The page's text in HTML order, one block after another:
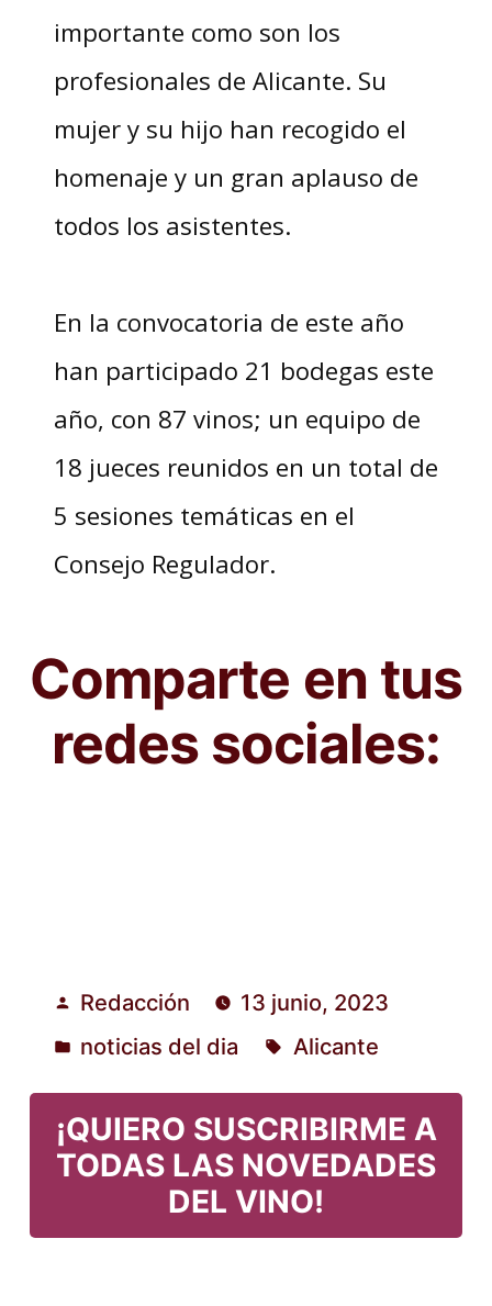
importante como son los
profesionales de Alicante. Su
mujer y su hijo han recogido el
homenaje y un gran aplauso de
todos los asistentes.
En la convocatoria de este año
han participado 21 bodegas este
año, con 87 vinos; un equipo de
18 jueces reunidos en un total de
5 sesiones temáticas en el
Consejo Regulador.
Comparte en tus
redes sociales:
Publicado
por
Redacción 13 junio, 2023
Publicado
en
noticias del dia Alicante
¡QUIERO SUSCRIBIRME A
TODAS LAS NOVEDADES
DEL VINO!